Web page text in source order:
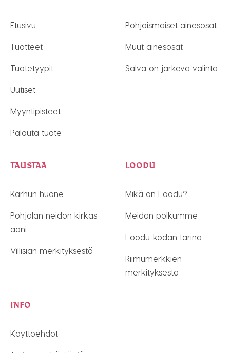
Etusivu
Tuotteet
Tuotetyypit
Uutiset
Myyntipisteet
Palauta tuote
Pohjoismaiset ainesosat
Muut ainesosat
Salva on järkevä valinta
TAUSTAA
Karhun huone
Pohjolan neidon kirkas
ääni
Villisian merkityksestä
LOODU
Mikä on Loodu?
Meidän polkumme
Loodu-kodan tarina
Riimumerkkien
merkityksestä
INFO
Käyttöehdot